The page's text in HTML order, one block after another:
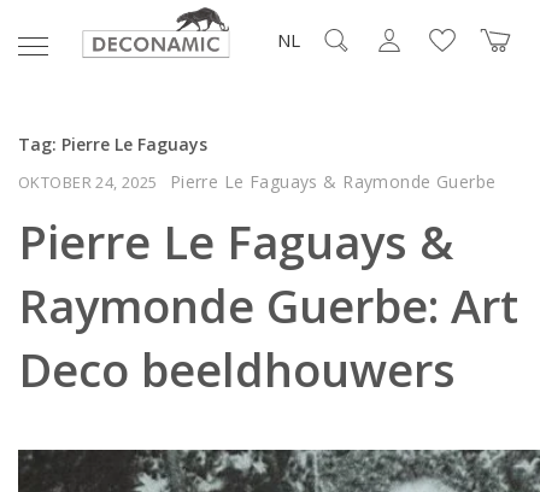
NL
Tag: Pierre Le Faguays
OKTOBER 24, 2025 Pierre Le Faguays & Raymonde Guerbe
Pierre Le Faguays &
Raymonde Guerbe: Art
Deco beeldhouwers